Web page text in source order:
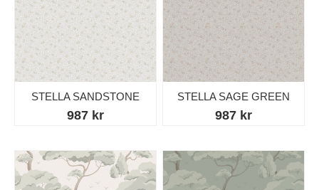
STELLA SANDSTONE
987 kr
STELLA SAGE GREEN
987 kr